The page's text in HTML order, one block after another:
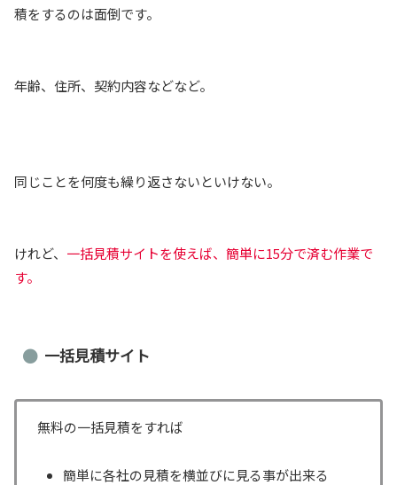
積をするのは面倒です。
年齢、住所、契約内容などなど。
同じことを何度も繰り返さないといけない。
けれど、 一括見積サイトを使えば、簡単に15分で済む作業で
す。
一括見積サイト
無料の一括見積をすれば
簡単に各社の見積を横並びに見る事が出来る